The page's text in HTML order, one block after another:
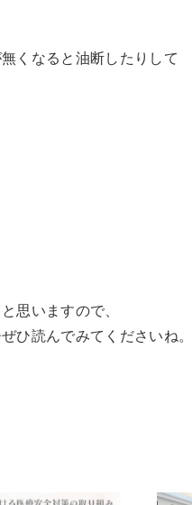
くなると油断したりして
思いますので、
ひ読んでみてくださいね。